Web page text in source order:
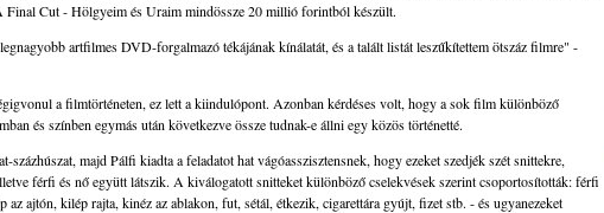
Cut - Hölgyeim és Uraim mindössze 20 millió forintból készült.
artfilmes DVD-forgalmazó tékájának kínálatát, és a talált listát leszűkítettem ötszáz filmre" -
a filmtörténeten, ez lett a kiindulópont. Azonban kérdéses volt, hogy a sok film különböző
és színben egymás után következve össze tudnak-e állni egy közös történetté.
majd Pálfi kiadta a feladatot hat vágóasszisztensnek, hogy ezeket szedjék szét snittekre,
férfi és nő együtt látszik. A kiválogatott snitteket különböző cselekvések szerint csoportosították: férfi
az ajtón, kilép rajta, kinéz az ablakon, fut, sétál, étkezik, cigarettára gyújt, fizet stb. - és ugyanezeket